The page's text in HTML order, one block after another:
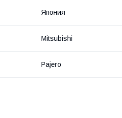
Япония
Mitsubishi
Pajero